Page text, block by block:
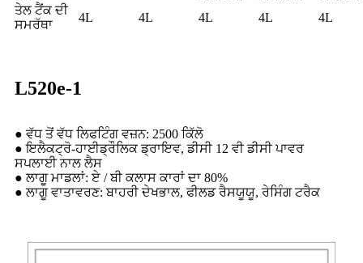
ਤੇਲ ਟੈਂਕ ਦੀ
ਸਮਰੱਥਾ
4L 4L 4L 4L 4L
L520e-1
● ਵੱਧ ਤੋਂ ਵੱਧ ਲਿਫਟਿੰਗ ਵਜ਼ਨ: 2500 ਕਿੱਲੋ
● ਇਲੈਕਟ੍ਰੋ-ਹਾਈਡ੍ਰੌਲਿਕ ਡ੍ਰਾਇਵ, ਡੀਸੀ 12 ਵੀ ਡੀਸੀ ਪਾਵਰ
ਸਪਲਾਈ ਨਾਲ ਲੈਸ
● ਲਾਗੂ ਮਾਡਲਾਂ: ਏ / ਬੀ ਕਲਾਸ ਕਾਰਾਂ ਦਾ 80%
● ਲਾਗੂ ਵਾਤਾਵਰਣ: ਬਾਹਰੀ ਦੇਖਭਾਲ, ਫੀਲਡ ਰੈਸਯੂਯੂ, ਰੇਸਿੰਗ ਟਰੈਕ